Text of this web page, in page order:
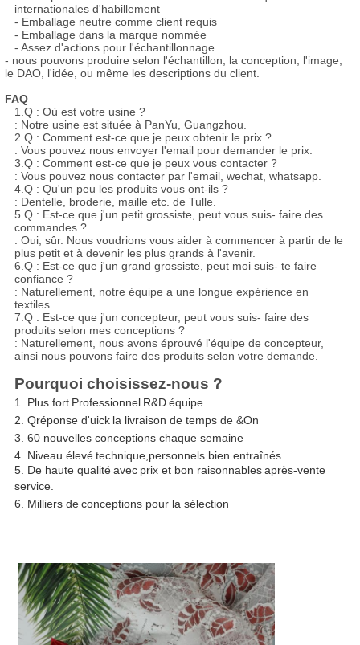
internationales d'habillement
- Emballage neutre comme client requis
- Emballage dans la marque nommée
- Assez d'actions pour l'échantillonnage.
- nous pouvons produire selon l'échantillon, la conception, l'image,
le DAO, l'idée, ou même les descriptions du client.
FAQ
1.Q : Où est votre usine ?
: Notre usine est située à PanYu, Guangzhou.
2.Q : Comment est-ce que je peux obtenir le prix ?
: Vous pouvez nous envoyer l'email pour demander le prix.
3.Q : Comment est-ce que je peux vous contacter ?
: Vous pouvez nous contacter par l'email, wechat, whatsapp.
4.Q : Qu'un peu les produits vous ont-ils ?
: Dentelle, broderie, maille etc. de Tulle.
5.Q : Est-ce que j'un petit grossiste, peut vous suis- faire des
commandes ?
: Oui, sûr. Nous voudrions vous aider à commencer à partir de le
plus petit et à devenir les plus grands à l'avenir.
6.Q : Est-ce que j'un grand grossiste, peut moi suis- te faire
confiance ?
: Naturellement, notre équipe a une longue expérience en
textiles.
7.Q : Est-ce que j'un concepteur, peut vous suis- faire des
produits selon mes conceptions ?
: Naturellement, nous avons éprouvé l'équipe de concepteur,
ainsi nous pouvons faire des produits selon votre demande.
Pourquoi choisissez-nous ?
1. Plus fort Professionnel R&Déquipe.
2. Qréponse d'uick la livraison de temps de &On
3. 60 nouvelles conceptions chaque semaine
4. Niveau élevétechnique,personnels bien entraînés.
5. De haute qualitéavec prix et bon raisonnablesaprès-vente
service.
6. Milliers deconceptions pour la sélection